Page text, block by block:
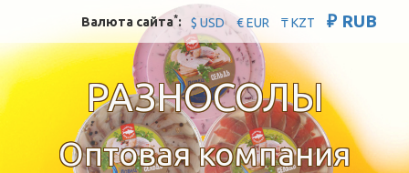
$ USD € EUR ₸ KZT ₽ RUB
Валюта сайта*:
РАЗНОСОЛЫ
Оптовая компания